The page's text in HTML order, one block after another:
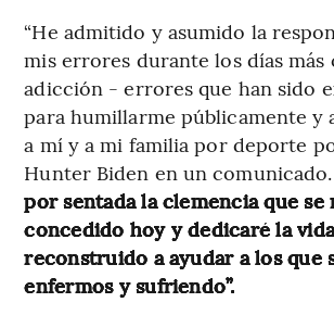
“He admitido y asumido la
mis errores durante los días más
adicción - errores que han sido
para humillarme públicamente y
a mí y a mi familia por deporte
Hunter Biden en un comunicado.
por sentada la clemencia que se
concedido hoy y dedicaré la
reconstruido a ayudar a los que
enfermos y sufriendo”.